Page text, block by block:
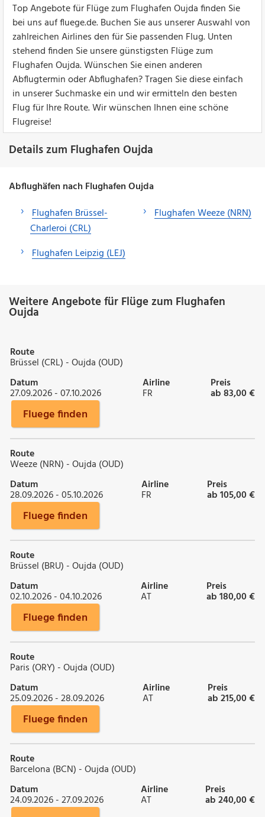
Top Angebote für Flüge zum Flughafen Oujda finden Sie
bei uns auf fluege.de. Buchen Sie aus unserer Auswahl von
zahlreichen Airlines den für Sie passenden Flug. Unten
stehend finden Sie unsere günstigsten Flüge zum
Flughafen Oujda. Wünschen Sie einen anderen
Abflugtermin oder Abflughafen? Tragen Sie diese einfach
in unserer Suchmaske ein und wir ermitteln den besten
Flug für Ihre Route. Wir wünschen Ihnen eine schöne
Flugreise!
Details zum Flughafen Oujda
Abflughäfen nach Flughafen Oujda
Flughafen Brüssel-
Charleroi (CRL)
Flughafen Leipzig (LEJ)
Flughafen Weeze (NRN)
Weitere Angebote für Flüge zum Flughafen
Oujda
Route
Brüssel (CRL) - Oujda (OUD)
Datum
27.09.2026 - 07.10.2026
Airline
FR
Preis
ab 83,00 €
Fluege finden
Route
Weeze (NRN) - Oujda (OUD)
Datum
28.09.2026 - 05.10.2026
Airline
FR
Preis
ab 105,00 €
Fluege finden
Route
Brüssel (BRU) - Oujda (OUD)
Datum
02.10.2026 - 04.10.2026
Airline
AT
Preis
ab 180,00 €
Fluege finden
Route
Paris (ORY) - Oujda (OUD)
Datum
25.09.2026 - 28.09.2026
Airline
AT
Preis
ab 215,00 €
Fluege finden
Route
Barcelona (BCN) - Oujda (OUD)
Datum
24.09.2026 - 27.09.2026
Airline
AT
Preis
ab 240,00 €